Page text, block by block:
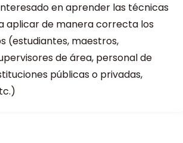
en aprender las técnicas
aplicar de manera correcta los
(estudiantes, maestros,
de área, personal de
públicas o privadas,